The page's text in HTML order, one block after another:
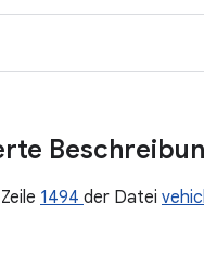
1494 der Datei